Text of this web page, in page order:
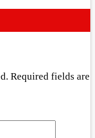
Required fields are